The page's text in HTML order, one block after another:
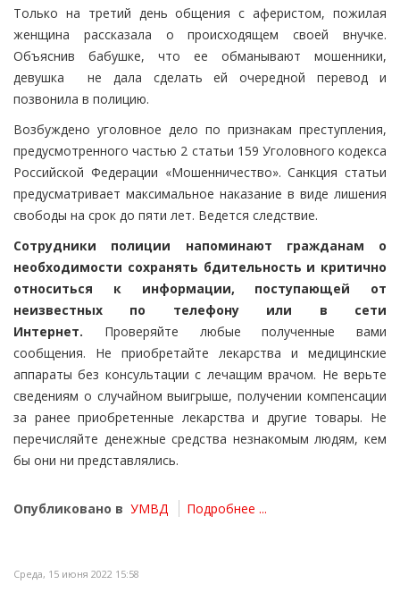
Только на третий день общения с аферистом, пожилая
женщина рассказала о происходящем своей внучке.
Объяснив бабушке, что ее обманывают мошенники,
девушка не дала сделать ей очередной перевод и
позвонила в полицию.
Возбуждено уголовное дело по признакам преступления,
предусмотренного частью 2 статьи 159 Уголовного кодекса
Российской Федерации «Мошенничество». Санкция статьи
предусматривает максимальное наказание в виде лишения
свободы на срок до пяти лет. Ведется следствие.
Сотрудники полиции напоминают гражданам о
необходимости сохранять бдительность и критично
относиться к информации, поступающей от
неизвестных по телефону или в сети
Интернет. Проверяйте любые полученные вами
сообщения. Не приобретайте лекарства и медицинские
аппараты без консультации с лечащим врачом. Не верьте
сведениям о случайном выигрыше, получении компенсации
за ранее приобретенные лекарства и другие товары. Не
перечисляйте денежные средства незнакомым людям, кем
бы они ни представлялись.
Опубликовано в УМВД Подробнее ...
Среда, 15 июня 2022 15:58